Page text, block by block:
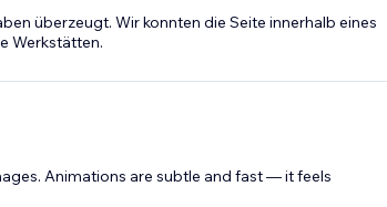
überzeugt. Wir konnten die Seite innerhalb eines
Werkstätten.
Animations are subtle and fast — it feels